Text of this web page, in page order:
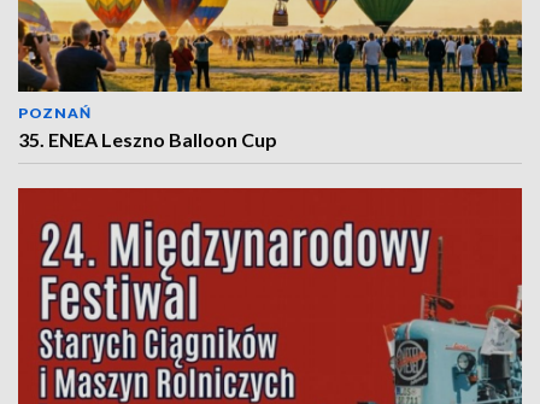
POZNAŃ
35. ENEA Leszno Balloon Cup